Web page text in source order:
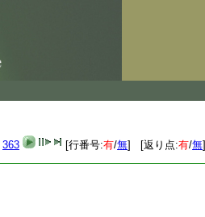
363 [行番号:有/無] [返り点:有/無]